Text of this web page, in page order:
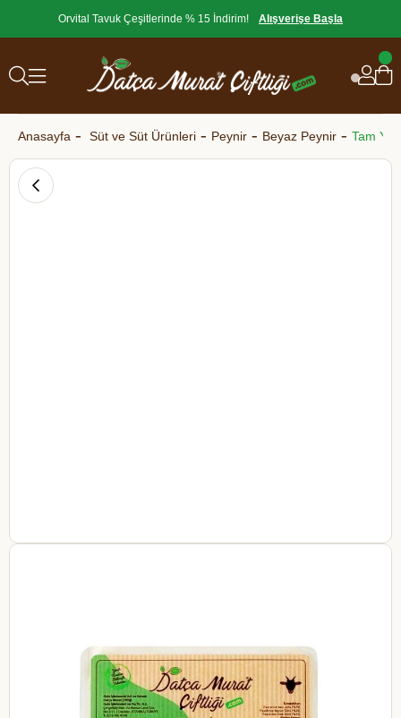
Orvital Tavuk Çeşitlerinde % 15 İndirim! Alışverişe Başla
Anasayfa Süt ve Süt Ürünleri Peynir Beyaz Peynir Tam